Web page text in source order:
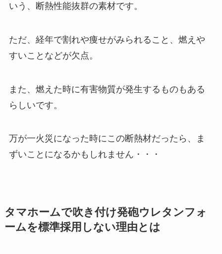
いう、断熱性能抜群の素材です。
ただ、経年で割れや痩せがみられること、燃えや
すいことなどが欠点。
また、燃えた時に有害物質が発生するものもある
らしいです。
万が一火災になった時にこの断熱材だったら、ま
ずいことになるかもしれません・・・
タマホームで吹き付け発砲ウレタンフォ
ームを標準採用しない理由とは